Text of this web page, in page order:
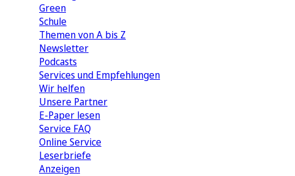
Green
Schule
Themen von A bis Z
Newsletter
Podcasts
Services und Empfehlungen
Wir helfen
Unsere Partner
E-Paper lesen
Service FAQ
Online Service
Leserbriefe
Anzeigen